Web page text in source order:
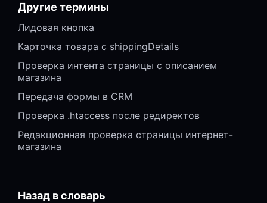
Другие термины
Лидовая кнопка
Карточка товара с shippingDetails
Проверка интента страницы с описанием
магазина
Передача формы в CRM
Проверка .htaccess после редиректов
Редакционная проверка страницы интернет-
магазина
Назад в словарь